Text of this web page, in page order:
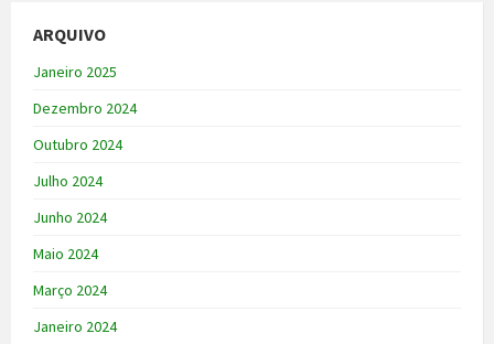
ARQUIVO
Janeiro 2025
Dezembro 2024
Outubro 2024
Julho 2024
Junho 2024
Maio 2024
Março 2024
Janeiro 2024